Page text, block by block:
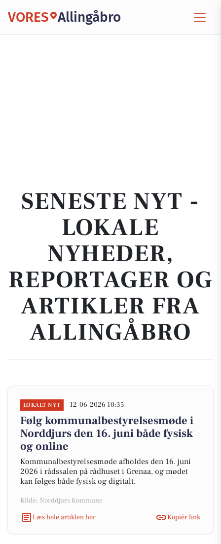
VORES Allingåbro
SENESTE NYT -
LOKALE
NYHEDER,
REPORTAGER OG
ARTIKLER FRA
ALLINGÅBRO
LOKALT NYT 12-06-2026 10:35
Følg kommunalbestyrelsesmøde i
Norddjurs den 16. juni både fysisk
og online
Kommunalbestyrelsesmøde afholdes den 16. juni
2026 i rådssalen på rådhuset i Grenaa, og mødet
kan følges både fysisk og digitalt.
Kilde: Norddjurs Kommune
Læs hele artiklen her
Kopiér link